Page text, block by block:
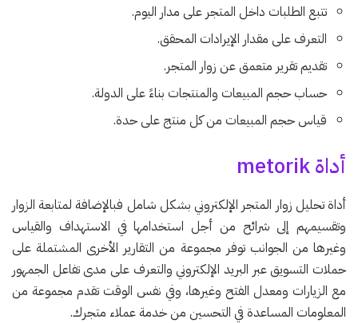
تتبع الطلبات داخل المتجر على مدار اليوم.
التعرف على مقدار الإيرادات المحقق.
تقديم تقرير متعمق عن زوار المتجر.
حساب حجم المبيعات والمنتجات بناءً على الدولة.
قياس حجم المبيعات من كل منتج على حدة.
أداة metorik
أداة تحليل زوار المتجر الإلكتروني بشكل شامل فبالإضافة لمتابعة الزوار
وتقسيمهم إلى شرائح من أجل استخدامها في الاستهداف والقياس
وغيرها من الجوانب توفر مجموعة من التقارير الأخرى المشتملة على
حملات التسويق عبر البريد الإلكتروني والتعرف على مدى تفاعل الجمهور
مع الزيارات ومعدل الفتح وغيرها، وفي نفس الوقت تقدم مجموعة من
المعلومات المساعدة في التحسين من خدمة عملاء متجرك.